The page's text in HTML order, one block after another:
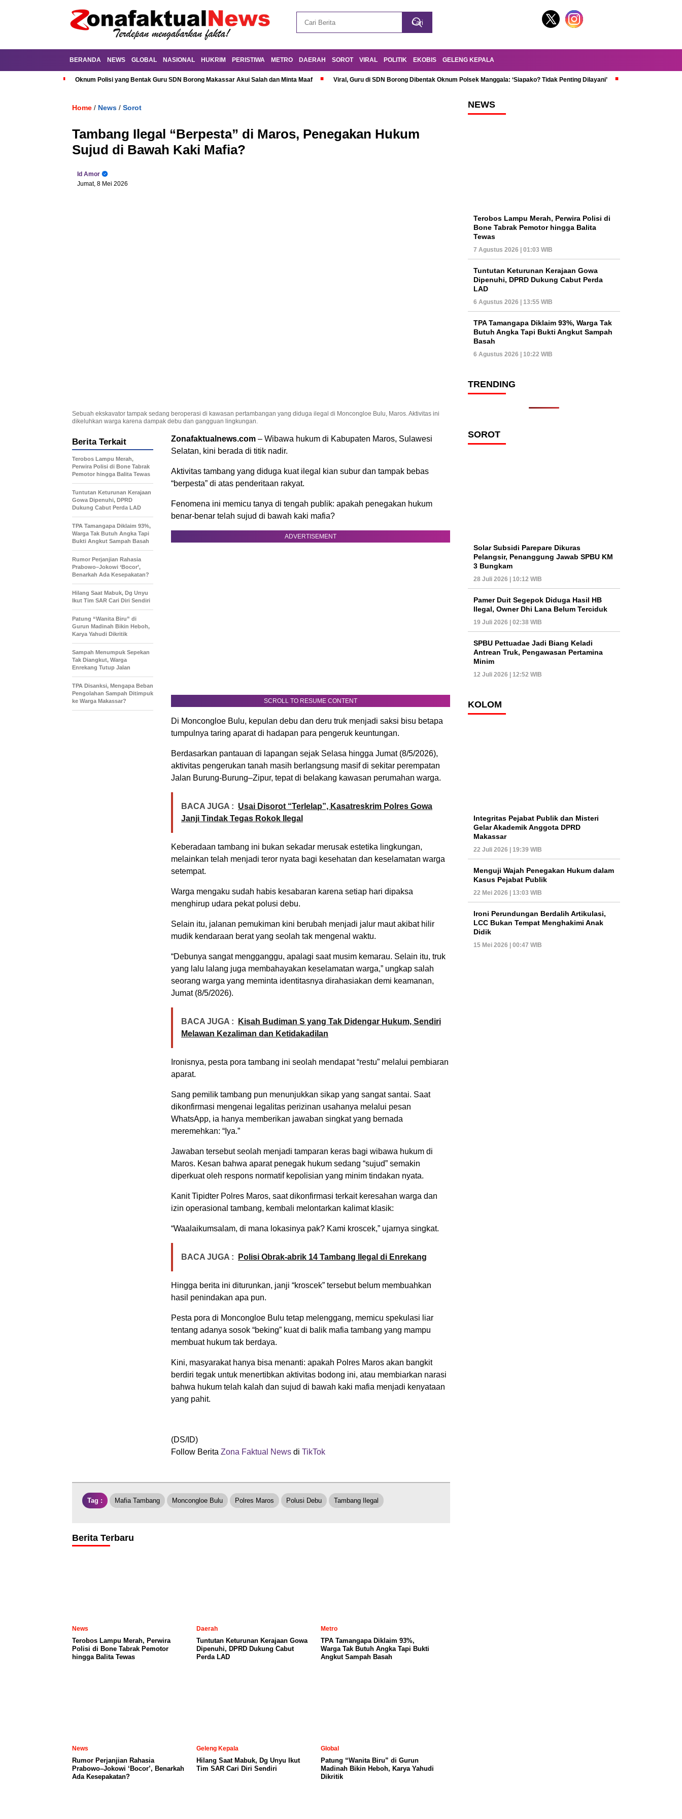
BERANDA NEWS GLOBAL NASIONAL HUKRIM PERISTIWA METRO DAERAH SOROT VIRAL POLITIK EKOBIS GELENG KEPALA
Oknum Polisi yang Bentak Guru SDN Borong Makassar Akui Salah dan Minta Maaf Viral, Guru di SDN Borong Dibentak Oknum Polsek Manggala: ‘Siapako? Tidak Penting Dilayani’
Home / News / Sorot
Tambang Ilegal “Berpesta” di Maros, Penegakan Hukum
Sujud di Bawah Kaki Mafia?
Id Amor
Jumat, 8 Mei 2026
Sebuah ekskavator tampak sedang beroperasi di kawasan pertambangan yang diduga ilegal di Moncongloe Bulu, Maros. Aktivitas ini
dikeluhkan warga karena dampak debu dan gangguan lingkungan.
Zonafaktualnews.com – Wibawa hukum di Kabupaten Maros, Sulawesi
Selatan, kini berada di titik nadir.
Aktivitas tambang yang diduga kuat ilegal kian subur dan tampak bebas
“berpesta” di atas penderitaan rakyat.
Fenomena ini memicu tanya di tengah publik: apakah penegakan hukum
benar-benar telah sujud di bawah kaki mafia?
ADVERTISEMENT
SCROLL TO RESUME CONTENT
Di Moncongloe Bulu, kepulan debu dan deru truk menjadi saksi bisu betapa
tumpulnya taring aparat di hadapan para pengeruk keuntungan.
Berdasarkan pantauan di lapangan sejak Selasa hingga Jumat (8/5/2026),
aktivitas pengerukan tanah masih berlangsung masif di sekitar perempatan
Jalan Burung-Burung–Zipur, tepat di belakang kawasan perumahan warga.
BACA JUGA : Usai Disorot “Terlelap”, Kasatreskrim Polres Gowa
Janji Tindak Tegas Rokok Ilegal
Keberadaan tambang ini bukan sekadar merusak estetika lingkungan,
melainkan telah menjadi teror nyata bagi kesehatan dan keselamatan warga
setempat.
Warga mengaku sudah habis kesabaran karena setiap hari dipaksa
menghirup udara pekat polusi debu.
Selain itu, jalanan pemukiman kini berubah menjadi jalur maut akibat hilir
mudik kendaraan berat yang seolah tak mengenal waktu.
“Debunya sangat mengganggu, apalagi saat musim kemarau. Selain itu, truk
yang lalu lalang juga membahayakan keselamatan warga,” ungkap salah
seorang warga yang meminta identitasnya dirahasiakan demi keamanan,
Jumat (8/5/2026).
BACA JUGA :
Kisah Budiman S yang Tak Didengar Hukum, Sendiri
Melawan Kezaliman dan Ketidakadilan
Ironisnya, pesta pora tambang ini seolah mendapat “restu” melalui pembiaran
aparat.
Sang pemilik tambang pun menunjukkan sikap yang sangat santai. Saat
dikonfirmasi mengenai legalitas perizinan usahanya melalui pesan
WhatsApp, ia hanya memberikan jawaban singkat yang bernada
meremehkan: “Iya.”
Jawaban tersebut seolah menjadi tamparan keras bagi wibawa hukum di
Maros. Kesan bahwa aparat penegak hukum sedang “sujud” semakin
diperkuat oleh respons normatif kepolisian yang minim tindakan nyata.
Kanit Tipidter Polres Maros, saat dikonfirmasi terkait keresahan warga dan
izin operasional tambang, kembali melontarkan kalimat klasik:
“Waalaikumsalam, di mana lokasinya pak? Kami kroscek,” ujarnya singkat.
BACA JUGA : Polisi Obrak-abrik 14 Tambang Ilegal di Enrekang
Hingga berita ini diturunkan, janji “kroscek” tersebut belum membuahkan
hasil penindakan apa pun.
Pesta pora di Moncongloe Bulu tetap melenggang, memicu spekulasi liar
tentang adanya sosok “beking” kuat di balik mafia tambang yang mampu
membuat hukum tak berdaya.
Kini, masyarakat hanya bisa menanti: apakah Polres Maros akan bangkit
berdiri tegak untuk menertibkan aktivitas bodong ini, atau membiarkan narasi
bahwa hukum telah kalah dan sujud di bawah kaki mafia menjadi kenyataan
yang pahit.
(DS/ID)
Follow Berita Zona Faktual News di TikTok
Berita Terkait
Terobos Lampu Merah,
Perwira Polisi di Bone Tabrak
Pemotor hingga Balita Tewas
Tuntutan Keturunan Kerajaan
Gowa Dipenuhi, DPRD
Dukung Cabut Perda LAD
TPA Tamangapa Diklaim 93%,
Warga Tak Butuh Angka Tapi
Bukti Angkut Sampah Basah
Rumor Perjanjian Rahasia
Prabowo–Jokowi ‘Bocor’,
Benarkah Ada Kesepakatan?
Hilang Saat Mabuk, Dg Unyu
Ikut Tim SAR Cari Diri Sendiri
Patung “Wanita Biru” di
Gurun Madinah Bikin Heboh,
Karya Yahudi Dikritik
Sampah Menumpuk Sepekan
Tak Diangkut, Warga
Enrekang Tutup Jalan
TPA Disanksi, Mengapa Beban
Pengolahan Sampah Ditimpuk
ke Warga Makassar?
Tag : Mafia Tambang Moncongloe Bulu Polres Maros Polusi Debu Tambang Ilegal
Berita Terbaru
News
Terobos Lampu Merah, Perwira
Polisi di Bone Tabrak Pemotor
hingga Balita Tewas
Daerah
Tuntutan Keturunan Kerajaan Gowa
Dipenuhi, DPRD Dukung Cabut
Perda LAD
Metro
TPA Tamangapa Diklaim 93%,
Warga Tak Butuh Angka Tapi Bukti
Angkut Sampah Basah
News
Rumor Perjanjian Rahasia
Prabowo–Jokowi ‘Bocor’, Benarkah
Ada Kesepakatan?
Geleng Kepala
Hilang Saat Mabuk, Dg Unyu Ikut
Tim SAR Cari Diri Sendiri
Global
Patung “Wanita Biru” di Gurun
Madinah Bikin Heboh, Karya Yahudi
Dikritik
NEWS
Terobos Lampu Merah, Perwira Polisi di
Bone Tabrak Pemotor hingga Balita
Tewas
7 Agustus 2026 | 01:03 WIB
Tuntutan Keturunan Kerajaan Gowa
Dipenuhi, DPRD Dukung Cabut Perda
LAD
6 Agustus 2026 | 13:55 WIB
TPA Tamangapa Diklaim 93%, Warga Tak
Butuh Angka Tapi Bukti Angkut Sampah
Basah
6 Agustus 2026 | 10:22 WIB
TRENDING
SOROT
Solar Subsidi Parepare Dikuras
Pelangsir, Penanggung Jawab SPBU KM
3 Bungkam
28 Juli 2026 | 10:12 WIB
Pamer Duit Segepok Diduga Hasil HB
Ilegal, Owner Dhi Lana Belum Terciduk
19 Juli 2026 | 02:38 WIB
SPBU Pettuadae Jadi Biang Keladi
Antrean Truk, Pengawasan Pertamina
Minim
12 Juli 2026 | 12:52 WIB
KOLOM
Integritas Pejabat Publik dan Misteri
Gelar Akademik Anggota DPRD
Makassar
22 Juli 2026 | 19:39 WIB
Menguji Wajah Penegakan Hukum dalam
Kasus Pejabat Publik
22 Mei 2026 | 13:03 WIB
Ironi Perundungan Berdalih Artikulasi,
LCC Bukan Tempat Menghakimi Anak
Didik
15 Mei 2026 | 00:47 WIB